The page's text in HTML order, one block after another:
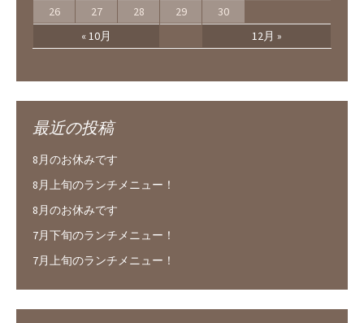
« 10月 12月 »
26
27 28 29 30
最近の投稿
8月のお休みです
8月上旬のランチメニュー！
8月のお休みです
7月下旬のランチメニュー！
7月上旬のランチメニュー！